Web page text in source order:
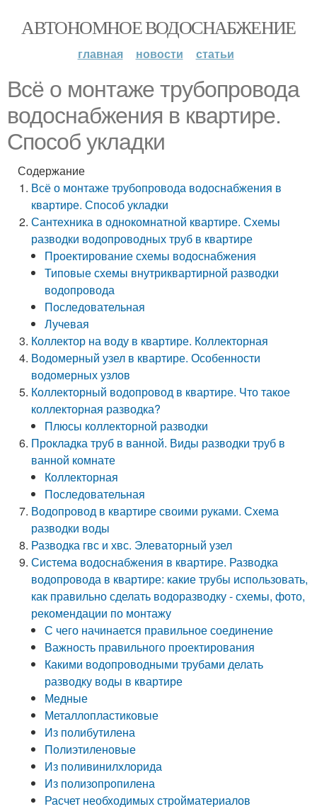
АВТОНОМНОЕ ВОДОСНАБЖЕНИЕ
главная новости статьи
Всё о монтаже трубопровода
водоснабжения в квартире.
Способ укладки
Содержание
Всё о монтаже трубопровода водоснабжения в
квартире. Способ укладки
Сантехника в однокомнатной квартире. Схемы
разводки водопроводных труб в квартире
Проектирование схемы водоснабжения
Типовые схемы внутриквартирной разводки
водопровода
Последовательная
Лучевая
Коллектор на воду в квартире. Коллекторная
Водомерный узел в квартире. Особенности
водомерных узлов
Коллекторный водопровод в квартире. Что такое
коллекторная разводка?
Плюсы коллекторной разводки
Прокладка труб в ванной. Виды разводки труб в
ванной комнате
Коллекторная
Последовательная
Водопровод в квартире своими руками. Схема
разводки воды
Разводка гвс и хвс. Элеваторный узел
Система водоснабжения в квартире. Разводка
водопровода в квартире: какие трубы использовать,
как правильно сделать водоразводку - схемы, фото,
рекомендации по монтажу
С чего начинается правильное соединение
Важность правильного проектирования
Какими водопроводными трубами делать
разводку воды в квартире
Медные
Металлопластиковые
Из полибутилена
Полиэтиленовые
Из поливинилхлорида
Из полизопропилена
Расчет необходимых стройматериалов